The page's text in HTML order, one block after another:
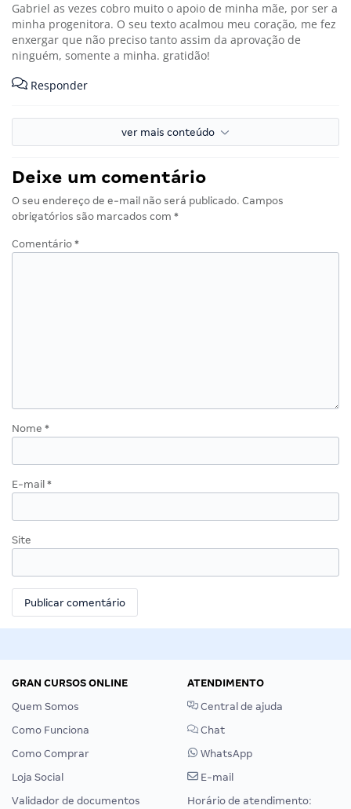
Gabriel as vezes cobro muito o apoio de minha mãe, por ser a
minha progenitora. O seu texto acalmou meu coração, me fez
enxergar que não preciso tanto assim da aprovação de
ninguém, somente a minha. gratidão!
Responder
ver mais conteúdo
Deixe um comentário
O seu endereço de e-mail não será publicado. Campos
obrigatórios são marcados com *
Comentário *
Nome *
E-mail *
Site
GRAN CURSOS ONLINE
Quem Somos
Como Funciona
Como Comprar
Loja Social
Validador de documentos
ATENDIMENTO
Central de ajuda
Chat
WhatsApp
E-mail
Horário de atendimento: